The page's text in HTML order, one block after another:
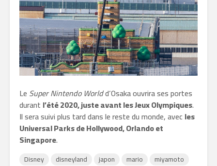
Le Super Nintendo Worldd’Osaka ouvrira ses portes
durant l’été 2020, juste avant les Jeux Olympiques.
Il sera suivi plus tard dans le reste du monde, avecles
Universal Parks de Hollywood, Orlando et
Singapore.
Disney disneyland japon mario
miyamoto